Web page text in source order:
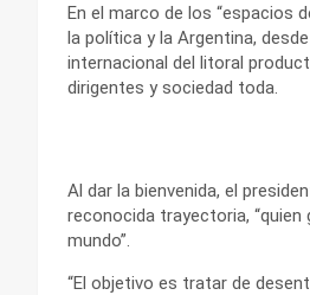
En el marco de los “espacios
la política y la Argentina,
internacional del litoral
dirigentes y sociedad toda.
Al dar la bienvenida, el
reconocida trayectoria,
mundo”.
“El objetivo es tratar de